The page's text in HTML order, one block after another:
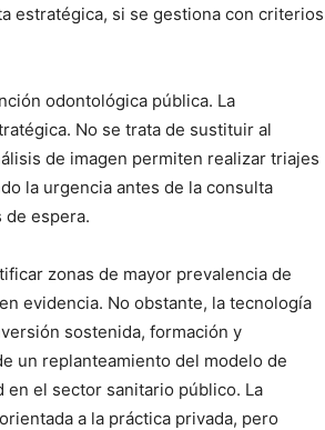
estratégica, si se gestiona con criterios
odontológica pública. La
No se trata de sustituir al
de imagen permiten realizar triajes
la urgencia antes de la consulta
de espera.
zonas de mayor prevalencia de
evidencia. No obstante, la tecnología
sostenida, formación y
un replanteamiento del modelo de
en el sector sanitario público. La
a la práctica privada, pero